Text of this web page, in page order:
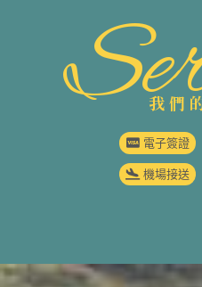
我們
電子簽證
機場接送